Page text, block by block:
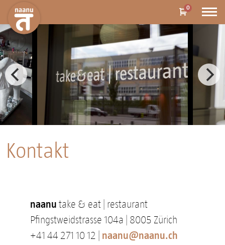
0
Kontakt
naanu take & eat | restaurant
Pfingstweidstrasse 104a | 8005 Zürich
+41 44 271 10 12 | naanu@naanu.ch